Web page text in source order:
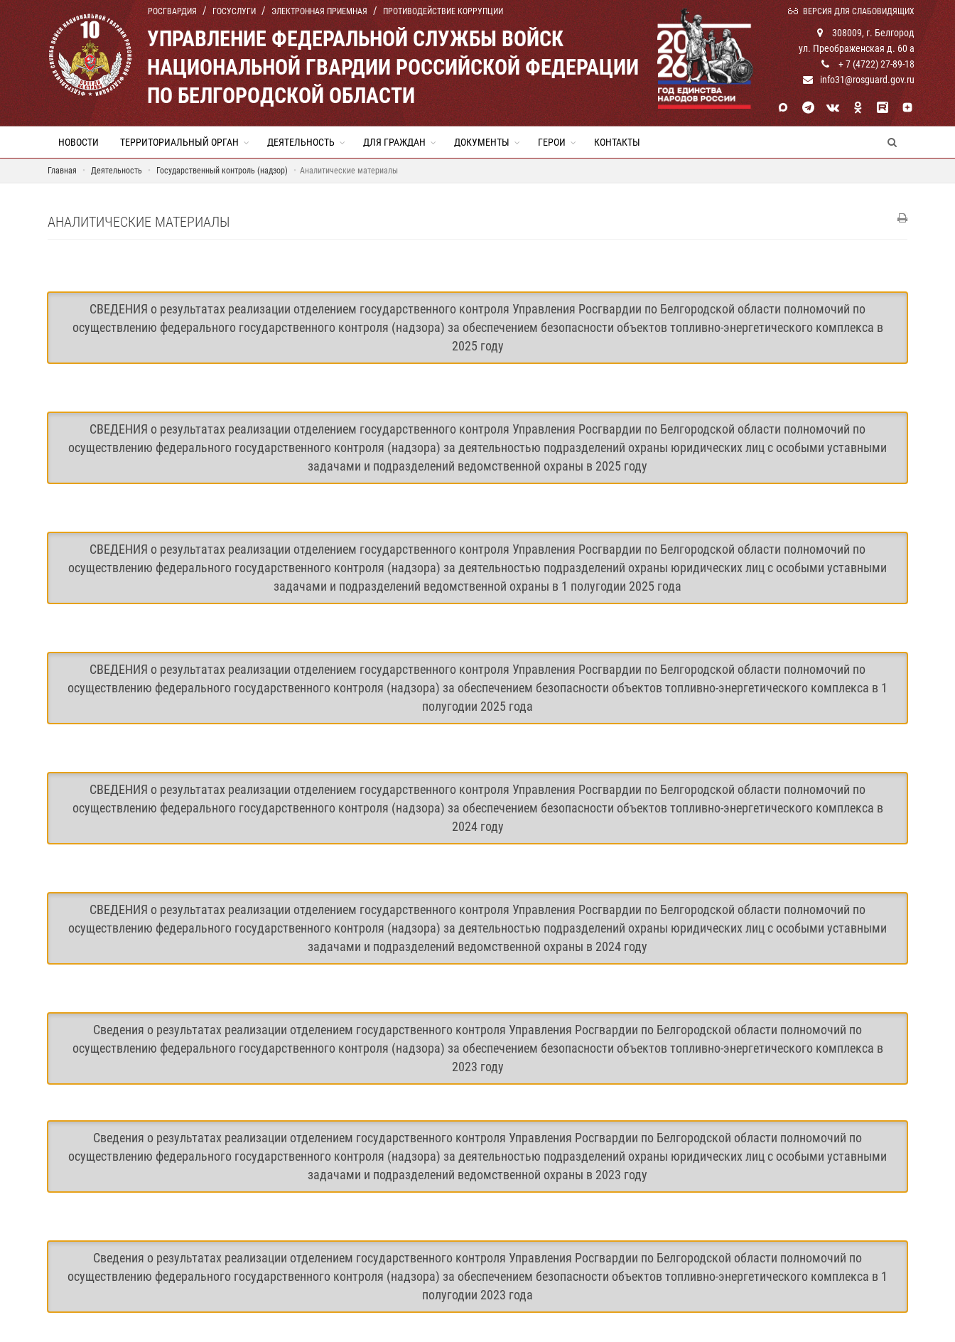
РОСГВАРДИЯ ГОСУСЛУГИ ЭЛЕКТРОННАЯ ПРИЕМНАЯ ПРОТИВОДЕЙСТВИЕ КОРРУПЦИИ ВЕРСИЯ ДЛЯ СЛАБОВИДЯЩИХ
УПРАВЛЕНИЕ ФЕДЕРАЛЬНОЙ СЛУЖБЫ ВОЙСК
НАЦИОНАЛЬНОЙ ГВАРДИИ РОССИЙСКОЙ ФЕДЕРАЦИИ
ПО БЕЛГОРОДСКОЙ ОБЛАСТИ
308009, г. Белгород
ул. Преображенская д. 60 а
+ 7 (4722) 27-89-18
info31@rosguard.gov.ru
НОВОСТИ ТЕРРИТОРИАЛЬНЫЙ ОРГАН ДЕЯТЕЛЬНОСТЬ ДЛЯ ГРАЖДАН ДОКУМЕНТЫ ГЕРОИ КОНТАКТЫ
Главная Деятельность Государственный контроль (надзор) Аналитические материалы
АНАЛИТИЧЕСКИЕ МАТЕРИАЛЫ
СВЕДЕНИЯ о результатах реализации отделением государственного контроля Управления Росгвардии по Белгородской области полномочий по
осуществлению федерального государственного контроля (надзора) за обеспечением безопасности объектов топливно-энергетического комплекса в
2025 году
СВЕДЕНИЯ о результатах реализации отделением государственного контроля Управления Росгвардии по Белгородской области полномочий по
осуществлению федерального государственного контроля (надзора) за деятельностью подразделений охраны юридических лиц с особыми уставными
задачами и подразделений ведомственной охраны в 2025 году
СВЕДЕНИЯ о результатах реализации отделением государственного контроля Управления Росгвардии по Белгородской области полномочий по
осуществлению федерального государственного контроля (надзора) за деятельностью подразделений охраны юридических лиц с особыми уставными
задачами и подразделений ведомственной охраны в 1 полугодии 2025 года
СВЕДЕНИЯ о результатах реализации отделением государственного контроля Управления Росгвардии по Белгородской области полномочий по
осуществлению федерального государственного контроля (надзора) за обеспечением безопасности объектов топливно-энергетического комплекса в 1
полугодии 2025 года
СВЕДЕНИЯ о результатах реализации отделением государственного контроля Управления Росгвардии по Белгородской области полномочий по
осуществлению федерального государственного контроля (надзора) за обеспечением безопасности объектов топливно-энергетического комплекса в
2024 году
СВЕДЕНИЯ о результатах реализации отделением государственного контроля Управления Росгвардии по Белгородской области полномочий по
осуществлению федерального государственного контроля (надзора) за деятельностью подразделений охраны юридических лиц с особыми уставными
задачами и подразделений ведомственной охраны в 2024 году
Сведения о результатах реализации отделением государственного контроля Управления Росгвардии по Белгородской области полномочий по
осуществлению федерального государственного контроля (надзора) за обеспечением безопасности объектов топливно-энергетического комплекса в
2023 году
Сведения о результатах реализации отделением государственного контроля Управления Росгвардии по Белгородской области полномочий по
осуществлению федерального государственного контроля (надзора) за деятельностью подразделений охраны юридических лиц с особыми уставными
задачами и подразделений ведомственной охраны в 2023 году
Сведения о результатах реализации отделением государственного контроля Управления Росгвардии по Белгородской области полномочий по
осуществлению федерального государственного контроля (надзора) за обеспечением безопасности объектов топливно-энергетического комплекса в 1
полугодии 2023 года